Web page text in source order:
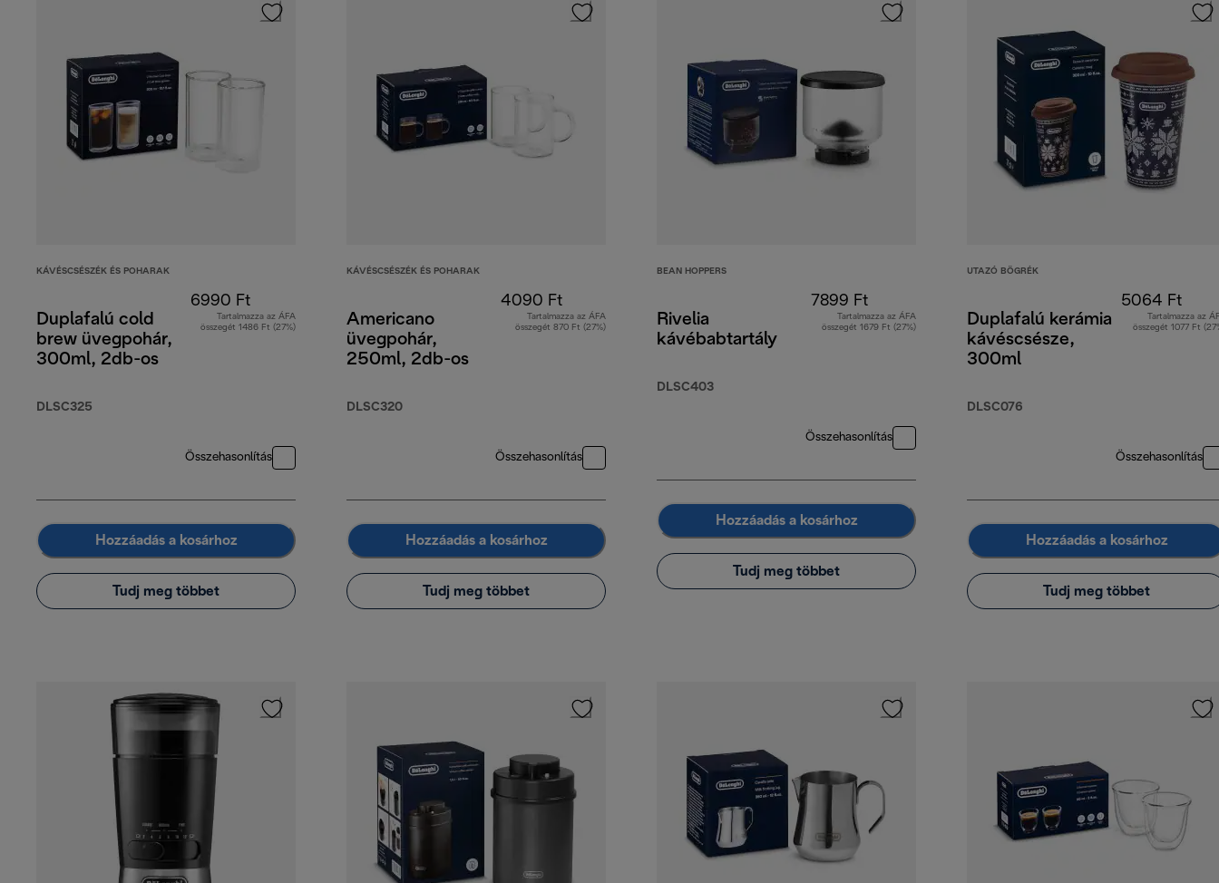
KÁVÉSCSÉSZÉK ÉS POHARAK
Duplafalú cold
brew üvegpohár,
300ml, 2db-os
DLSC325
6990 Ft
Tartalmazza az ÁFA
összegét 1486 Ft (27%)
Összehasonlítás
Hozzáadás a kosárhoz
Tudj meg többet
KÁVÉSCSÉSZÉK ÉS POHARAK
Americano
üvegpohár,
250ml, 2db-os
DLSC320
4090 Ft
Tartalmazza az ÁFA
összegét 870 Ft (27%)
Összehasonlítás
Hozzáadás a kosárhoz
Tudj meg többet
BEAN HOPPERS
Rivelia
kávébabtartály
DLSC403
7899 Ft
Tartalmazza az ÁFA
összegét 1679 Ft (27%)
Összehasonlítás
Hozzáadás a kosárhoz
Tudj meg többet
UTAZÓ BÖGRÉK
Duplafalú kerámia
kávéscsésze,
300ml
DLSC076
5064 Ft
Tartalmazza az
összegét 1077 Ft
Összehasonlítás
Hozzáadás a kosárhoz
Tudj meg többet